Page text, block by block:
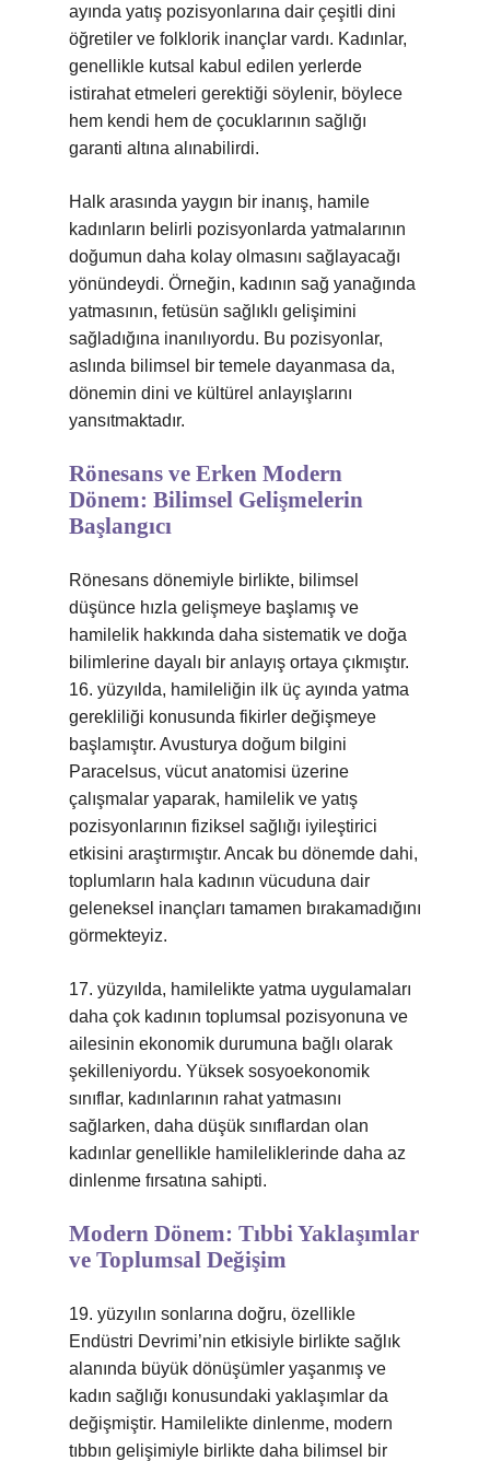
ayında yatış pozisyonlarına dair çeşitli dini
öğretiler ve folklorik inançlar vardı. Kadınlar,
genellikle kutsal kabul edilen yerlerde
istirahat etmeleri gerektiği söylenir, böylece
hem kendi hem de çocuklarının sağlığı
garanti altına alınabilirdi.
Halk arasında yaygın bir inanış, hamile
kadınların belirli pozisyonlarda yatmalarının
doğumun daha kolay olmasını sağlayacağı
yönündeydi. Örneğin, kadının sağ yanağında
yatmasının, fetüsün sağlıklı gelişimini
sağladığına inanılıyordu. Bu pozisyonlar,
aslında bilimsel bir temele dayanmasa da,
dönemin dini ve kültürel anlayışlarını
yansıtmaktadır.
Rönesans ve Erken Modern
Dönem: Bilimsel Gelişmelerin
Başlangıcı
Rönesans dönemiyle birlikte, bilimsel
düşünce hızla gelişmeye başlamış ve
hamilelik hakkında daha sistematik ve doğa
bilimlerine dayalı bir anlayış ortaya çıkmıştır.
16. yüzyılda, hamileliğin ilk üç ayında yatma
gerekliliği konusunda fikirler değişmeye
başlamıştır. Avusturya doğum bilgini
Paracelsus, vücut anatomisi üzerine
çalışmalar yaparak, hamilelik ve yatış
pozisyonlarının fiziksel sağlığı iyileştirici
etkisini araştırmıştır. Ancak bu dönemde dahi,
toplumların hala kadının vücuduna dair
geleneksel inançları tamamen bırakamadığını
görmekteyiz.
17. yüzyılda, hamilelikte yatma uygulamaları
daha çok kadının toplumsal pozisyonuna ve
ailesinin ekonomik durumuna bağlı olarak
şekilleniyordu. Yüksek sosyoekonomik
sınıflar, kadınlarının rahat yatmasını
sağlarken, daha düşük sınıflardan olan
kadınlar genellikle hamileliklerinde daha az
dinlenme fırsatına sahipti.
Modern Dönem: Tıbbi Yaklaşımlar
ve Toplumsal Değişim
19. yüzyılın sonlarına doğru, özellikle
Endüstri Devrimi’nin etkisiyle birlikte sağlık
alanında büyük dönüşümler yaşanmış ve
kadın sağlığı konusundaki yaklaşımlar da
değişmiştir. Hamilelikte dinlenme, modern
tıbbın gelişimiyle birlikte daha bilimsel bir